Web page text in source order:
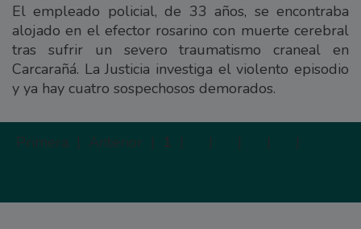
El empleado policial, de 33 años, se encontraba
alojado en el efector rosarino con muerte cerebral
tras sufrir un severo traumatismo craneal en
Carcarañá. La Justicia investiga el violento episodio
y ya hay cuatro sospechosos demorados.
Primera | Anterior | 1 | | | | |